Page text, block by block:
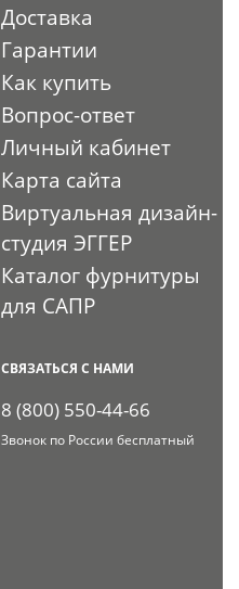
Доставка
Гарантии
Как купить
Вопрос-ответ
Личный кабинет
Карта сайта
Виртуальная дизайн-
студия ЭГГЕР
Каталог фурнитуры
для САПР
СВЯЗАТЬСЯ С НАМИ
8 (800) 550-44-66
Звонок по России бесплатный